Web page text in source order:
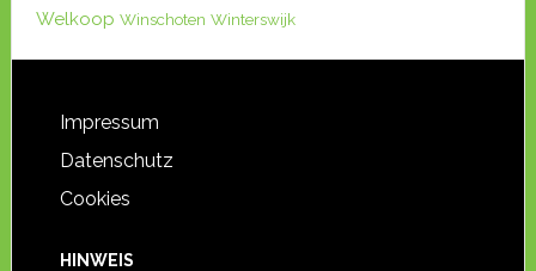
Welkoop Winschoten Winterswijk
Impressum
Datenschutz
Cookies
HINWEIS